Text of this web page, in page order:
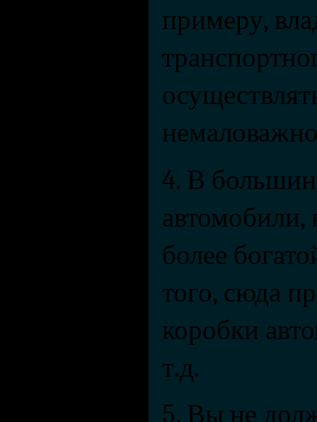
примеру,
4. В
автомобили,
более
того, сюда
коробки
т.д.
5. Вы не